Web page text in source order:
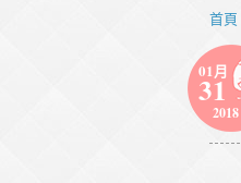
首頁
01月
31
2018